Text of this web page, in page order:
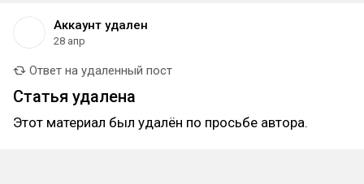
Аккаунт удален
28 апр
Ответ на удаленный пост
Статья удалена
Этот материал был удалён по просьбе автора.